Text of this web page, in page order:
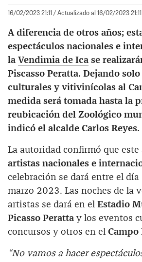
16/02/2023 21:11 / Actualizado al 16/02/2023 21:11
A diferencia de otros años;
espectáculos nacionales e
la Vendimia de Ica se
Piscasso Peratta. Dejando
culturales y vitivinícolas al
medida será tomada hasta la
reubicación del Zoológico
indicó el alcalde Carlos Reyes.
La autoridad confirmó que este
artistas nacionales e
celebración se dará entre el
marzo 2023. Las noches de la
artistas se dará en el Estadio
Picasso Peratta y los eventos
concursos y otros en el Campo
“No vamos a hacer